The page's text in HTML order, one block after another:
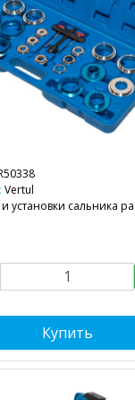
Vertul
установки сальника
Купить